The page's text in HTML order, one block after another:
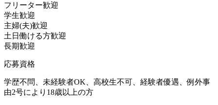
フリーター歓迎
学生歓迎
主婦(夫)歓迎
土日働ける方歓迎
長期歓迎
応募資格
学歴不問、未経験者OK、高校生不可、経験者優遇、例外事
由2号により18歳以上の方